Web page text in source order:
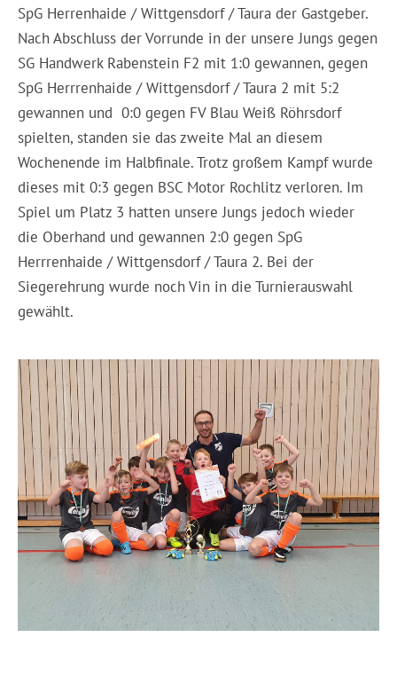
SpG Herrenhaide / Wittgensdorf / Taura der Gastgeber.
Nach Abschluss der Vorrunde in der unsere Jungs gegen
SG Handwerk Rabenstein F2 mit 1:0 gewannen, gegen
SpG Herrrenhaide / Wittgensdorf / Taura 2 mit 5:2
gewannen und 0:0 gegen FV Blau Weiß Röhrsdorf
spielten, standen sie das zweite Mal an diesem
Wochenende im Halbfinale. Trotz großem Kampf wurde
dieses mit 0:3 gegen BSC Motor Rochlitz verloren. Im
Spiel um Platz 3 hatten unsere Jungs jedoch wieder
die Oberhand und gewannen 2:0 gegen SpG
Herrrenhaide / Wittgensdorf / Taura 2. Bei der
Siegerehrung wurde noch Vin in die Turnierauswahl
gewählt.